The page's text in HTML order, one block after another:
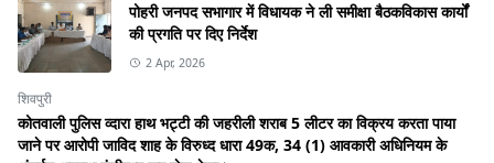
पोहरी जनपद सभागार में विधायक ने ली समीक्षा बैठकविकास कार्यों
की प्रगति पर दिए निर्देश
2 Apr, 2026
शिवपुरी
कोतवाली पुलिस व्दारा हाथ भट्टी की जहरीली शराब 5 लीटर का विक्रय करता पाया
जाने पर आरोपी जाविद शाह के विरुध्द धारा 49क, 34 (1) आवकारी अधिनियम के